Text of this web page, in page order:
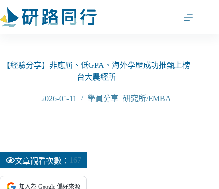
至
【經驗分享】非應屆、低GPA、海外學歷成功推甄上榜
台大農經所
2026-05-11 學員分享 ,研究所/EMBA
文章觀看次數： 167
加入為 Google 偏好來源